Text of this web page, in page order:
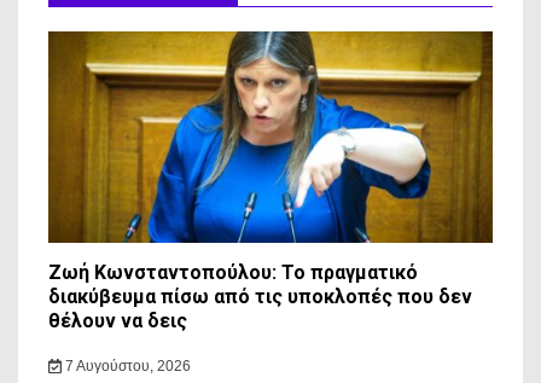
Ζωή Κωνσταντοπούλου: Το πραγματικό
διακύβευμα πίσω από τις υποκλοπές που δεν
θέλουν να δεις
7 Αυγούστου, 2026